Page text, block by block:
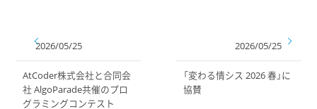
2026/05/25
AtCoder株式会社と合同会
社 AlgoParade共催のプロ
グラミングコンテスト
2026/05/25
「変わる情シス 2026 春」に
協賛